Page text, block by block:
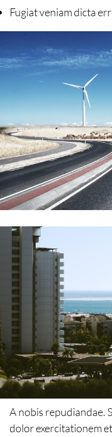
Fugiat veniam dicta
A nobis repudiandae.
dolor exercitationem